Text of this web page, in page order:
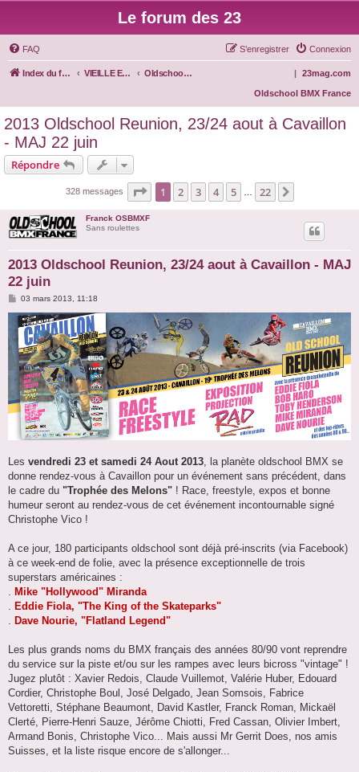
Le forum des 23
FAQ Connexion
S’enregistrer
Index du forum VIEILLE ECOLE Oldschool BMX 23mag.com
|
Oldschool BMX France
2013 Oldschool Reunion, 23/24 aout à Cavaillon
- MAJ 22 juin
Répondre
328 messages Page 1sur22
1 2 3 4 5 22
Franck OSBMXF
Sans roulettes
2013 Oldschool Reunion, 23/24 aout à Cavaillon - MAJ
22 juin
M
s
s
a
g
e
03 mars 2013, 11:18
Les vendredi 23 et samedi 24 Aout 2013 , la planète oldschool BMX se
donne rendez-vous à Cavaillon pour un événement sans précédent, dans
le cadre du "Trophée des Melons" ! Race, freestyle, expos et bonne
humeur seront au rendez-vous de cet événement incontournable signé
Christophe Vico !
A ce jour, 180 participants oldschool sont déjà pré-inscrits (via Facebook)
à ce week-end de folie, avec la présence exceptionnelle de trois
superstars américaines :
Mike "Hollywood" Miranda
Eddie Fiola, "The King of the Skateparks"
Dave Nourie, "Flatland Legend"
Les plus grands noms du BMX français des années 80/90 vont reprendre
du service sur la piste et/ou sur les rampes avec leurs bicross "vintage" !
Jugez plutôt : Xavier Redois, Claude Vuillemot, Valérie Huber, Edouard
Cordier, Christophe Boul, José Delgado, Jean Somsois, Fabrice
Vettoretti, Stéphane Beaumont, David Kastler, Franck Roman, Mickaël
Clerté, Pierre-Henri Sauze, Jérôme Chiotti, Fred Cassan, Olivier Imbert,
Armand Bonis, Christophe Vico... Mais aussi Mr Gerrit Does, nos amis
Suisses, et la liste risque encore de s'allonger...